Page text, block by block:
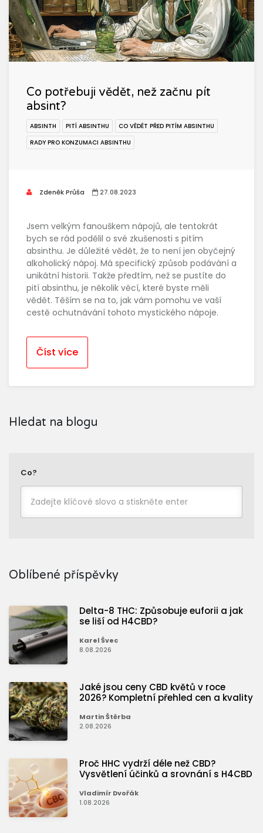
Co potřebuji vědět, než začnu pít
absint?
ABSINTH PITÍ ABSINTHU
CO VĚDĚT PŘED PITÍM ABSINTHU
RADY PRO KONZUMACI ABSINTHU
Zdeněk Průša 27.08.2023
Jsem velkým fanouškem nápojů, ale tentokrát
bych se rád podělil o své zkušenosti s pitím
absinthu. Je důležité vědět, že to není jen obyčejný
alkoholický nápoj. Má specifický způsob podávání a
unikátní historii. Takže předtím, než se pustíte do
pití absinthu, je několik věcí, které byste měli
vědět. Těším se na to, jak vám pomohu ve vaší
cestě ochutnávání tohoto mystického nápoje.
Číst více
Hledat na blogu
Co?
Oblíbené příspěvky
Delta-8 THC: Způsobuje euforii a jak
se liší od H4CBD?
Karel Švec
8.08.2026
Jaké jsou ceny CBD květů v roce
2026? Kompletní přehled cen a kvality
Martin Štěrba
2.08.2026
Proč HHC vydrží déle než CBD?
Vysvětlení účinků a srovnání s H4CBD
Vladimír Dvořák
1.08.2026